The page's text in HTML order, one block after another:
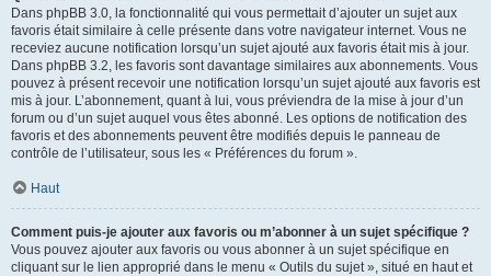
Dans phpBB 3.0, la fonctionnalité qui vous permettait d’ajouter un sujet aux
favoris était similaire à celle présente dans votre navigateur internet. Vous ne
receviez aucune notification lorsqu’un sujet ajouté aux favoris était mis à jour.
Dans phpBB 3.2, les favoris sont davantage similaires aux abonnements. Vous
pouvez à présent recevoir une notification lorsqu’un sujet ajouté aux favoris est
mis à jour. L’abonnement, quant à lui, vous préviendra de la mise à jour d’un
forum ou d’un sujet auquel vous êtes abonné. Les options de notification des
favoris et des abonnements peuvent être modifiés depuis le panneau de
contrôle de l’utilisateur, sous les « Préférences du forum ».
Haut
Comment puis-je ajouter aux favoris ou m’abonner à un sujet spécifique ?
Vous pouvez ajouter aux favoris ou vous abonner à un sujet spécifique en
cliquant sur le lien approprié dans le menu « Outils du sujet », situé en haut et